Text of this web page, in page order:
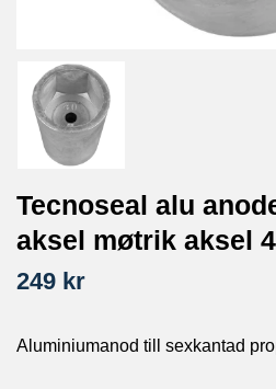
Tecnoseal alu
aksel møtrik aksel
249 kr
Aluminiumanod till sexkantad